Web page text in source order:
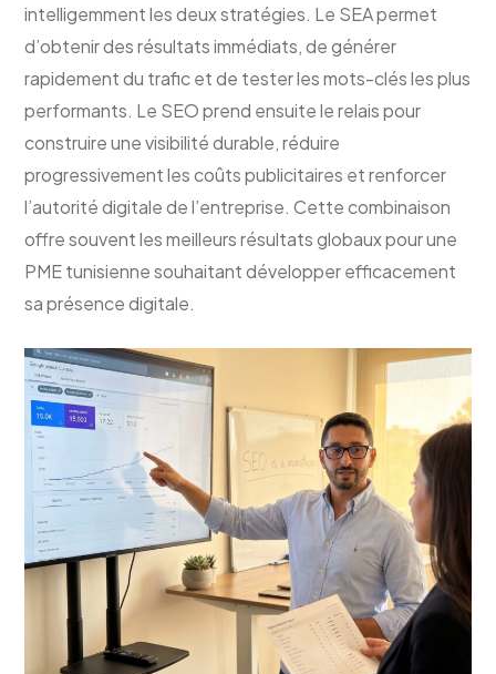
intelligemment les deux stratégies. Le SEA permet
d’obtenir des résultats immédiats, de générer
rapidement du trafic et de tester les mots-clés les plus
performants. Le SEO prend ensuite le relais pour
construire une visibilité durable, réduire
progressivement les coûts publicitaires et renforcer
l’autorité digitale de l’entreprise. Cette combinaison
offre souvent les meilleurs résultats globaux pour une
PME tunisienne souhaitant développer efficacement
sa présence digitale.